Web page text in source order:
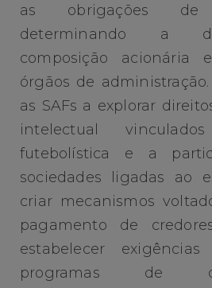
as obrigações de
determinando a
composição acionária
órgãos de
as SAFs a explorar
intelectual
futebolística e a
sociedades ligadas ao
criar mecanismos
pagamento de
estabelecer
programas de